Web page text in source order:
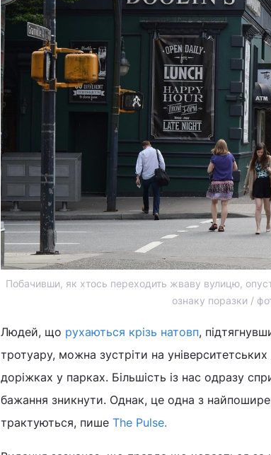
Побачивши, як хтось переходить жваву вулицю,
ознаку поразки /
Людей, що рухаються крізь натовп,
тротуару, можна зустріти на
доріжках у парках. Більшість із нас одразу
бажання зникнути. Однак, це одна з
трактуються, пише The Pulse.